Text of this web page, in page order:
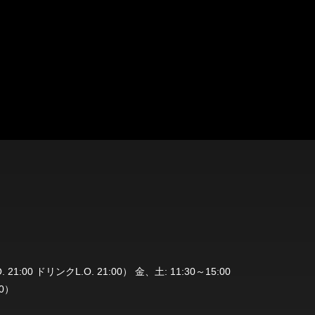
21:00 ドリンクL.O. 21:00） 金、土: 11:30～15:00